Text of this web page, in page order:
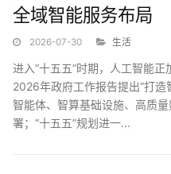
全域智能服务布局
2026-07-30 生活
进入“十五五”时期，人工智能正
2026年政府工作报告提出“打造
智能体、智算基础设施、高质
署；“十五五”规划进一...